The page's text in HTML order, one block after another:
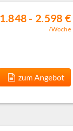
1.848 - 2.598 €
/Woche
zum Angebot